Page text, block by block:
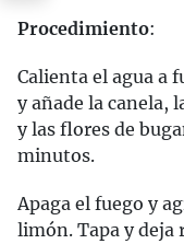
Procedimiento:
Calienta el agua a
y añade la canela,
y las flores de
minutos.
Apaga el fuego y
limón. Tapa y deja